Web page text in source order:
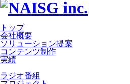
トップ
会社概要
ソリューション提案
コンテンツ制作
実績
ラジオ番組